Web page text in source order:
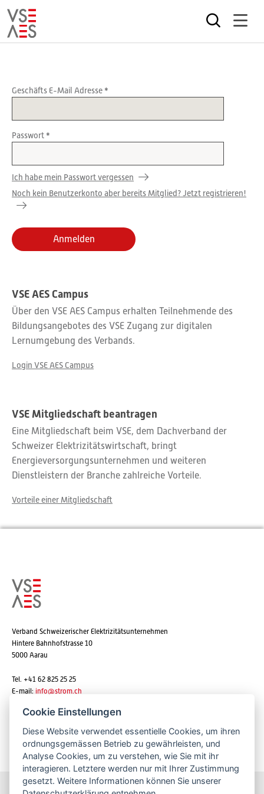
Geschäfts E-Mail Adresse
Passwort
Ich habe mein Passwort vergessen
Noch kein Benutzerkonto aber bereits Mitglied? Jetzt registrieren!
VSE AES Campus
Über den VSE AES Campus erhalten Teilnehmende des
Bildungsangebotes des VSE Zugang zur digitalen
Lernumgebung des Verbands.
Login VSE AES Campus
VSE Mitgliedschaft beantragen
Eine Mitgliedschaft beim VSE, dem Dachverband der
Schweizer Elektrizitätswirtschaft, bringt
Energieversorgungsunternehmen und weiteren
Dienstleistern der Branche zahlreiche Vorteile.
Vorteile einer Mitgliedschaft
Verband Schweizerischer Elektrizitätsunternehmen
Hintere Bahnhofstrasse 10
5000 Aarau
Tel. +41 62 825 25 25
E-mail: info@strom.ch
Newsletter abonnieren
Cookie Einstellungen
Diese Website verwendet essentielle Cookies, um ihren
ordnungsgemässen Betrieb zu gewährleisten, und
Analyse Cookies, um zu verstehen, wie Sie mit ihr
interagieren. Letztere werden nur mit Ihrer Zustimmung
gesetzt. Weitere Informationen können Sie unserer